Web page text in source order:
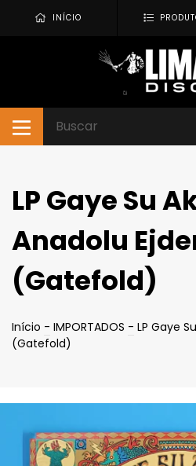
INÍCIO
LP Gaye Su
Anadolu
(Gatefold)
Início - IMPORTADOS - LP Gaye
(Gatefold)